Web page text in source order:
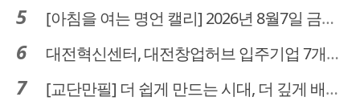
[아침을 여는 명언 캘리] 2026년 8월7일 금요일
대전혁신센터, 대전창업허브 입주기업 7개사 모집
[교단만필] 더 쉽게 만드는 시대, 더 깊게 배우는 교육